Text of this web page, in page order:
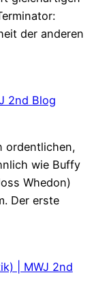
der anderen
2nd Blog
ordentlichen,
wie Buffy
Whedon)
Der erste
| MWJ 2nd